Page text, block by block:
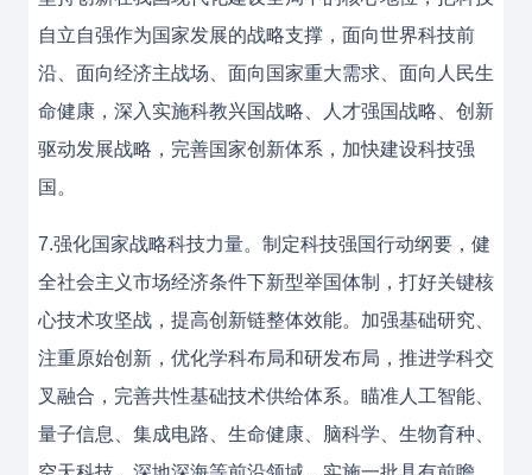
自立自强作为国家发展的战略支撑，面向世界科技前
沿、面向经济主战场、面向国家重大需求、面向人民生
命健康，深入实施科教兴国战略、人才强国战略、创新
驱动发展战略，完善国家创新体系，加快建设科技强
国。
7.强化国家战略科技力量。制定科技强国行动纲要，健
全社会主义市场经济条件下新型举国体制，打好关键核
心技术攻坚战，提高创新链整体效能。加强基础研究、
注重原始创新，优化学科布局和研发布局，推进学科交
叉融合，完善共性基础技术供给体系。瞄准人工智能、
量子信息、集成电路、生命健康、脑科学、生物育种、